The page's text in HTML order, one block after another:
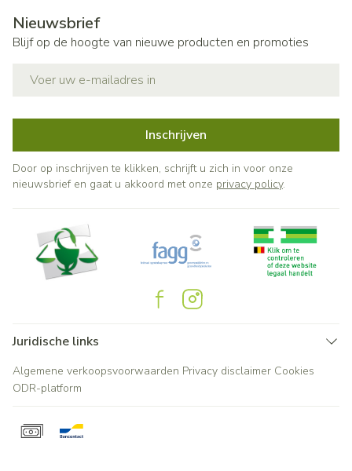
Nieuwsbrief
Blijf op de hoogte van nieuwe producten en promoties
Inschrijven
Door op inschrijven te klikken, schrijft u zich in voor onze
nieuwsbrief en gaat u akkoord met onze privacy policy.
Juridische links
Algemene verkoopsvoorwaarden Privacy disclaimer Cookies
ODR-platform